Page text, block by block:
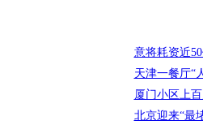
意将耗资近
天津一餐厅“
厦门小区上
北京迎来“最